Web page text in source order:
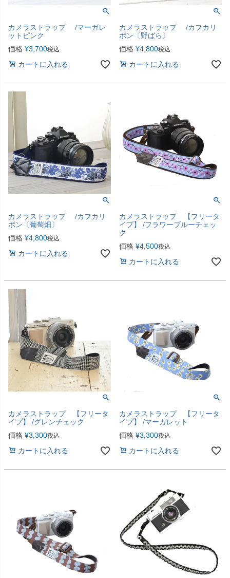
カメラストラップ /マーガレ
ットピンク
価格 ¥3,700税込
カートに入れる
カメラストラップ /カフカリ
ボン〔野ばら〕
価格 ¥4,800税込
カートに入れる
カメラストラップ /カフカリ
ボン〔葡萄畑〕
価格 ¥4,800税込
カートに入れる
カメラストラップ 【フリータ
イプ】 /フラワーブルーチェッ
ク
価格 ¥4,500税込
カートに入れる
カメラストラップ 【フリータ
イプ】 /グレンチェック
価格 ¥3,300税込
カートに入れる
カメラストラップ 【フリータ
イプ】 /マーガレット
価格 ¥3,300税込
カートに入れる